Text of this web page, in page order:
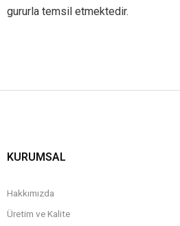
gururla temsil etmektedir.
KURUMSAL
Hakkımızda
Üretim ve Kalite